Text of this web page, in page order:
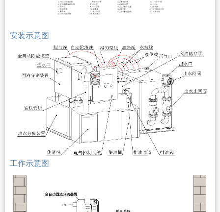
安装示意图
工作示意图